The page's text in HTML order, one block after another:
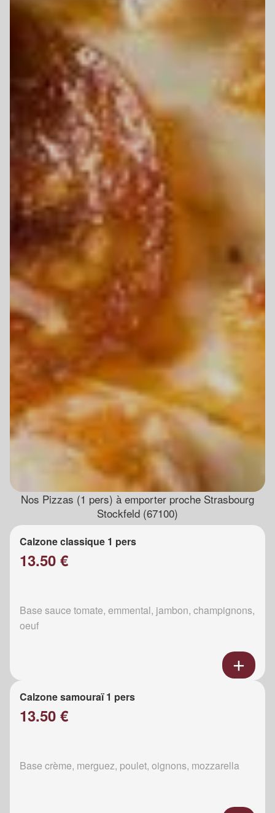
Nos Pizzas (1 pers) à emporter proche Strasbourg
Stockfeld (67100)
Calzone classique 1 pers
13.50 €
Base sauce tomate, emmental, jambon, champignons,
oeuf
Calzone samouraï 1 pers
13.50 €
Base crème, merguez, poulet, oignons, mozzarella